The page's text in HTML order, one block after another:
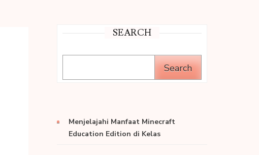
SEARCH
Search
Menjelajahi Manfaat Minecraft
Education Edition di Kelas